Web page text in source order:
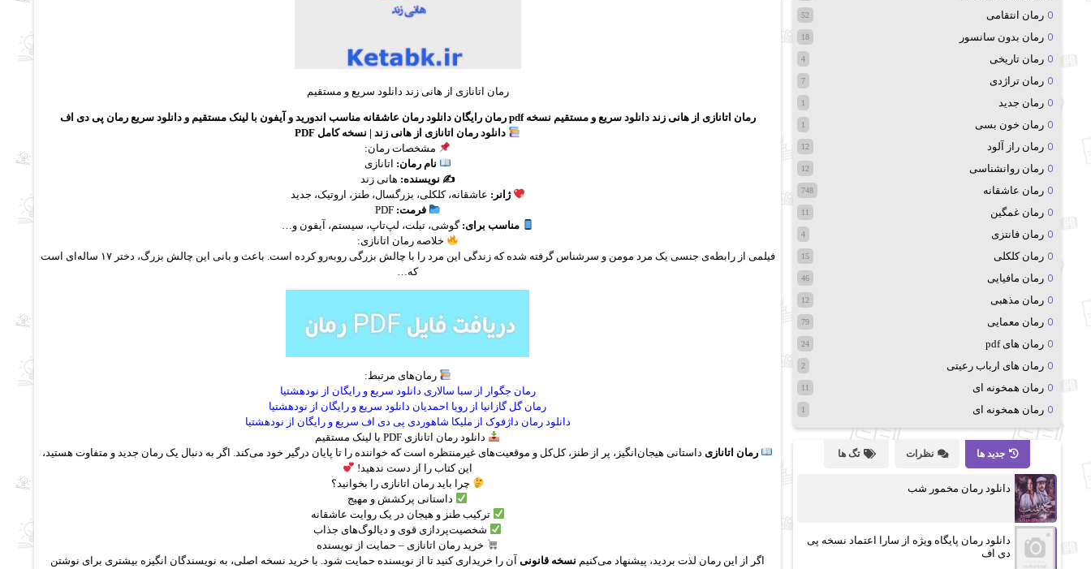
رمان اتانازی از هانی زند دانلود سریع و مستقیم
رمان اتانازی از هانی زند دانلود سریع و مستقیم نسخه pdf رمان رایگان دانلود رمان عاشقانه مناسب اندورید و آیفون با لینک مستقیم و دانلود سریع رمان پی دی اف
دانلود رمان اتانازی از هانی زند | نسخه کامل PDF
مشخصات رمان:
نام رمان: اتانازی
✍️ نویسنده: هانی زند
ژانر: عاشقانه، کلکلی، بزرگسال، طنز، اروتیک، جدید
فرمت: PDF
مناسب برای: گوشی، تبلت، لپ‌تاپ، سیستم، آیفون و…
خلاصه رمان اتانازی:
فیلمی از رابطه‌ی جنسی یک مرد مومن و سرشناس گرفته شده که زندگی این مرد را با چالش بزرگی روبه‌رو کرده است. باعث و بانی این چالش بزرگ، دختر ۱۷ ساله‌ای است
که…
رمان‌های مرتبط:
رمان جگوار از سبا سالاری دانلود سریع و رایگان از نودهشتیا
رمان گل گازانیا از رویا احمدیان دانلود سریع و رایگان از نودهشتیا
دانلود رمان داژفوک از ملیکا شاهوردی پی دی اف سریع و رایگان از نودهشتیا
دانلود رمان اتانازی PDF با لینک مستقیم
رمان اتانازیداستانی هیجان‌انگیز، پر از طنز، کل‌کل و موقعیت‌های غیرمنتظره است که خواننده را تا پایان درگیر خود می‌کند. اگر به دنبال یک رمان جدید و متفاوت هستید،
این کتاب را از دست ندهید!
چرا باید رمان اتانازی را بخوانید؟
داستانی پرکشش و مهیج
ترکیب طنز و هیجان در یک روایت عاشقانه
شخصیت‌پردازی قوی و دیالوگ‌های جذاب
خرید رمان اتانازی – حمایت از نویسنده
اگر از این رمان لذت بردید، پیشنهاد می‌کنیم نسخه قانونی آن را خریداری کنید تا از نویسنده حمایت شود. با خرید نسخه اصلی، به نویسندگان انگیزه بیشتری برای نوشتن
رمان انتقامی 52
رمان بدون سانسور 18
رمان تاریخی 4
رمان تراژدی 7
رمان جدید 1
رمان خون بسی 1
رمان راز آلود 12
رمان روانشناسی 12
رمان عاشقانه 748
رمان غمگین 11
رمان فانتزی 4
رمان کلکلی 15
رمان مافیایی 46
رمان مذهبی 12
رمان معمایی 79
رمان های pdf 24
رمان های ارباب رعیتی 2
رمان همخونه ای 11
رمان همخونه ای 1
جدید ها نظرات تگ ها
دانلود رمان مخمور شب
دانلود رمان پایگاه ویژه از سارا اعتماد نسخه پی
دی اف